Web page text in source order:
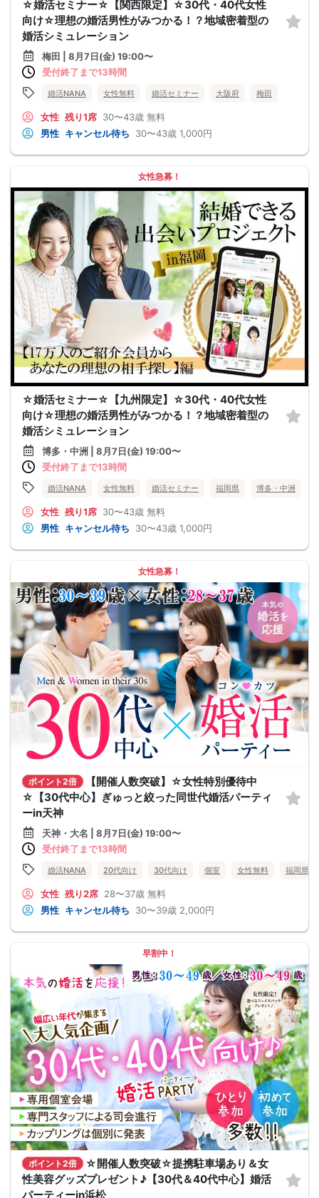
☆婚活セミナー☆【関西限定】☆30代・40代女性
向け☆理想の婚活男性がみつかる！？地域密着型の
婚活シミュレーション
梅田 | 8月7日(金) 19:00〜
受付終了まで13時間
婚活NANA 女性無料 婚活セミナー 大阪府 梅田
女性 残り1席 30〜43歳 無料
男性 キャンセル待ち 30〜43歳 1,000円
女性急募！
☆婚活セミナー☆【九州限定】☆30代・40代女性
向け☆理想の婚活男性がみつかる！？地域密着型の
婚活シミュレーション
博多・中洲 | 8月7日(金) 19:00〜
受付終了まで13時間
婚活NANA 女性無料 婚活セミナー 福岡県 博多・中洲
女性 残り1席 30〜43歳 無料
男性 キャンセル待ち 30〜43歳 1,000円
女性急募！
ポイント2倍
【開催人数突破】☆女性特別優待中
☆【30代中心】ぎゅっと絞った同世代婚活パーティ
ーin天神
天神・大名 | 8月7日(金) 19:00〜
受付終了まで13時間
婚活NANA 20代向け 30代向け 個室 女性無料 福岡県
女性 残り2席 28〜37歳 無料
男性 キャンセル待ち 30〜39歳 2,000円
早割中！
ポイント2倍
☆開催人数突破☆提携駐車場あり＆女
性美容グッズプレゼント♪【30代＆40代中心】婚活
パーティーin浜松